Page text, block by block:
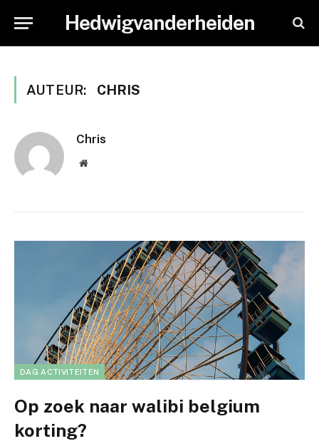
Hedwigvanderheiden
AUTEUR: CHRIS
Chris
Website
DAG ACTIVITEITEN
Op zoek naar walibi belgium
korting?